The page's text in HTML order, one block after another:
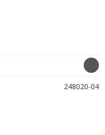
248020-04